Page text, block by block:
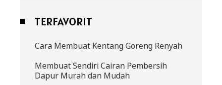
TERFAVORIT
Cara Membuat Kentang Goreng Renyah
Membuat Sendiri Cairan Pembersih
Dapur Murah dan Mudah